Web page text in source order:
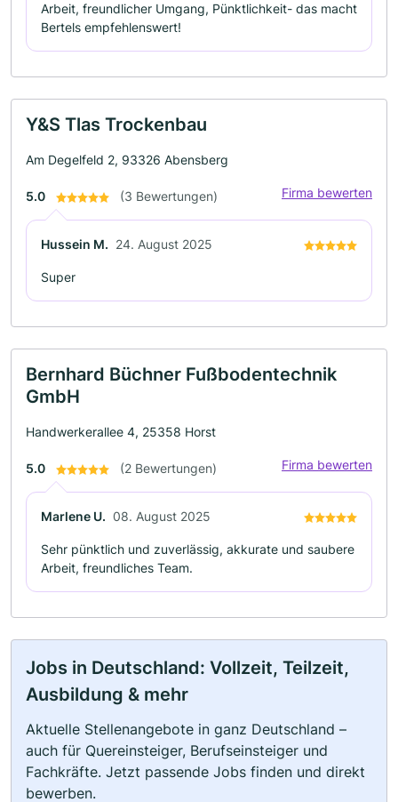
Arbeit, freundlicher Umgang, Pünktlichkeit- das macht
Bertels empfehlenswert!
Y&S Tlas Trockenbau
Am Degelfeld 2, 93326 Abensberg
5.0 (3 Bewertungen) Firma bewerten
Hussein M. 24. August 2025
Super
Bernhard Büchner Fußbodentechnik
GmbH
Handwerkerallee 4, 25358 Horst
5.0 (2 Bewertungen) Firma bewerten
Marlene U. 08. August 2025
Sehr pünktlich und zuverlässig, akkurate und saubere
Arbeit, freundliches Team.
Jobs in Deutschland: Vollzeit, Teilzeit,
Ausbildung & mehr
Aktuelle Stellenangebote in ganz Deutschland –
auch für Quereinsteiger, Berufseinsteiger und
Fachkräfte. Jetzt passende Jobs finden und direkt
bewerben.